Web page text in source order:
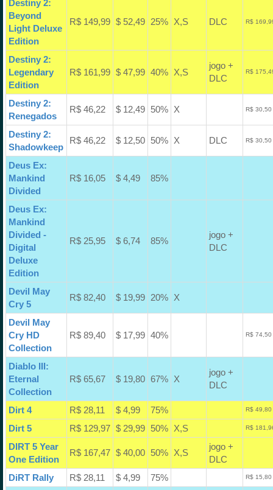
Destiny 2:
Beyond
Light Deluxe
Edition
R$ 149,99 $ 52,49 25% X,S DLC R$
Destiny 2:
Legendary
Edition
R$ 161,99 $ 47,99 40% X,S
jogo +
DLC
R$
Destiny 2:
Renegados
R$ 46,22 $ 12,49 50% X R$
Destiny 2:
Shadowkeep
R$ 46,22 $ 12,50 50% X DLC R$
Deus Ex:
Mankind
Divided
R$ 16,05 $ 4,49 85%
Deus Ex:
Mankind
Divided -
Digital
Deluxe
Edition
R$ 25,95 $ 6,74 85%
jogo +
DLC
Devil May
Cry 5
R$ 82,40 $ 19,99 20% X
Devil May
Cry HD
Collection
R$ 89,40 $ 17,99 40% R$
Diablo III:
Eternal
Collection
R$ 65,67 $ 19,80 67% X
jogo +
DLC
Dirt 4 R$ 28,11 $ 4,99 75% R$
Dirt 5 R$ 129,97 $ 29,99 50% X,S R$
DIRT 5 Year
One Edition
R$ 167,47 $ 40,00 50% X,S
jogo +
DLC
DiRT Rally
R$ 28,11 $ 4,99 75% R$